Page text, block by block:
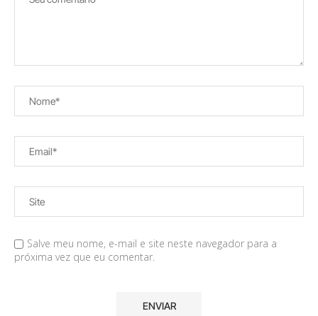
Salve meu nome, e-mail e site neste navegador para a
próxima vez que eu comentar.